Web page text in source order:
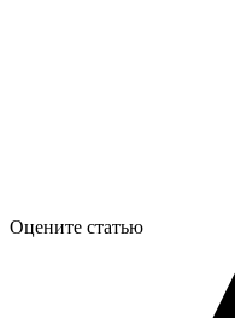
Оцените статью